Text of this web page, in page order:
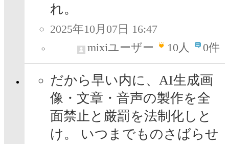
れ。
2025年10月07日 16:47
mixiユーザー
10人 0件
だから早い内に、AI生成画
像・文章・音声の製作を全
面禁止と厳罰を法制化しと
け。 いつまでものさばらせ